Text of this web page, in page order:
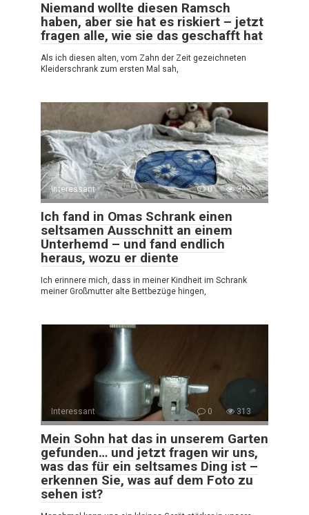
Niemand wollte diesen Ramsch
haben, aber sie hat es riskiert – jetzt
fragen alle, wie sie das geschafft hat
Als ich diesen alten, vom Zahn der Zeit gezeichneten
Kleiderschrank zum ersten Mal sah,
Interessant 0 359
Ich fand in Omas Schrank einen
seltsamen Ausschnitt an einem
Unterhemd – und fand endlich
heraus, wozu er diente
Ich erinnere mich, dass in meiner Kindheit im Schrank
meiner Großmutter alte Bettbezüge hingen,
Interessant 0 313
Mein Sohn hat das in unserem Garten
gefunden… und jetzt fragen wir uns,
was das für ein seltsames Ding ist –
erkennen Sie, was auf dem Foto zu
sehen ist?